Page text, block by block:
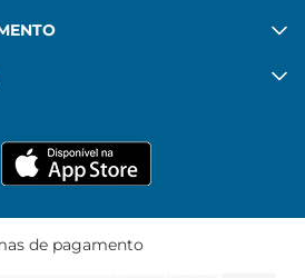
de pagamento